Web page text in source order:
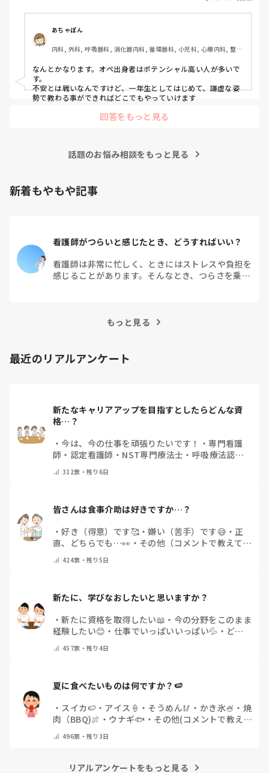
病棟経験も一度もないので色々と不安でいっぱいです。
あちゃぽん
内科, 外科, 呼吸器科, 消化器内科, 循環器科, 小児科, 心療内科, 整形
合診療科, 救急科, 超急性期, ICU, CCU, HCU, その他の科, ママナー
ス, 外来, 神経内科, 脳神経外科, NICU, 消化器外科, 一般病院, 慢性
なんとかなります。オペ出身者はポテンシャル高い人が多いで
す。
不安とは戦いなんですけど、一年生としてはじめて、謙虚な姿
勢で教わる事ができればどこでもやっていけます
回答をもっと見る
話題のお悩み相談をもっと見る
新着もやもや記事
看護師がつらいと感じたとき、どうすればいい？
看護師は非常に忙しく、ときにはストレスや負担を
感じることがあります。そんなとき、つらさを乗り
もっと見る
最近のリアルアンケート
新たなキャリアアップを目指すとしたらどんな資
格…？
・今は、今の仕事を頑張りたいです！ ・専門看護
師 ・ 認定看護師 ・ NST専門療法士 ・ 呼吸療法認定
内視鏡技師・その他(コメントで教えて下さい)
312票・残り6日
皆さんは食事介助は好きですか…？
・好き（得意）です🥰・嫌い（苦手）です😅 ・ 正
直、どちらでも…👀 ・ その他（コメントで教えてく
424票・残り5日
新たに、学びなおしたいと思いますか？
・新たに資格を取得したい📖 ・ 今の分野をこのまま
経験したい😊 ・ 仕事でいっぱいいっぱい💦 ・ どん
教えてください）
457票・残り4日
夏に食べたいものは何ですか？🍉
・ スイカ🍉 ・ アイス🍦 ・ そうめん🥢 ・ かき氷🍧 ・ 焼
肉（BBQ)🍖 ・ ウナギ🐟 ・ その他(コメントで教え
496票・残り3日
リアルアンケートをもっと見る